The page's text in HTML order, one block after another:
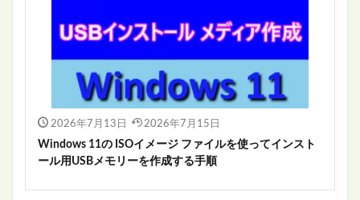
2026年7月13日 2026年7月15日
Windows 11の ISOイメージ ファイルを使ってインスト
ール用USBメモリーを作成する手順